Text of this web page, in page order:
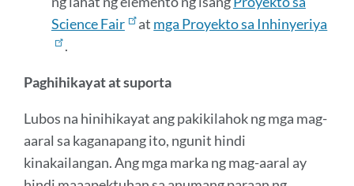
Science Fair
at mga Proyekto sa Inhinyeriya
.
Paghihikayat at suporta
Lubos na hinihikayat ang pakikilahok ng mga mag-
aaral sa kaganapang ito, ngunit hindi
kinakailangan. Ang mga marka ng mag-aaral ay